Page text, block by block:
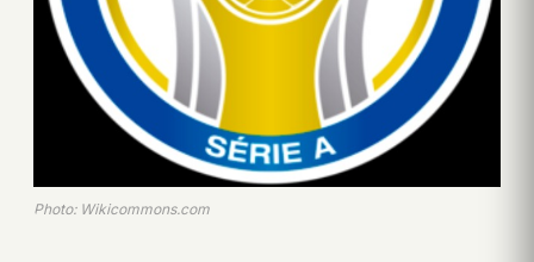
Photo: Wikicommons.com